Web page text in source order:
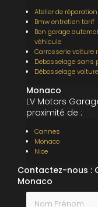
Atelier de
Bmw entretien tarif
Bon garage
véhicule
Carrosserie voiture
Debosselage sans
Débosselage
Monaco
LV Motors
proximité de :
Cannes
Monaco
Nice
Contactez-nous :
Monaco
Nom Prénom